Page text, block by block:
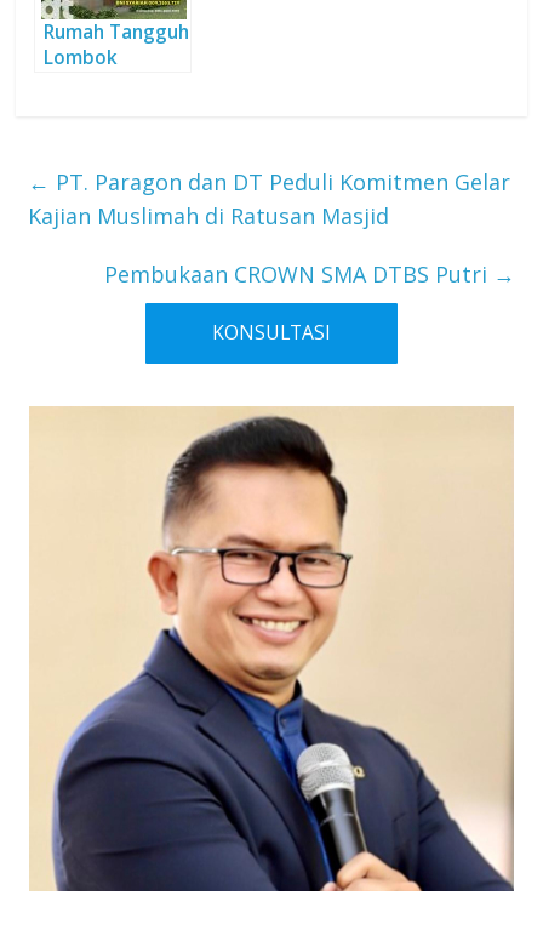
Rumah Tangguh
Lombok
← PT. Paragon dan DT Peduli Komitmen Gelar
Kajian Muslimah di Ratusan Masjid
Pembukaan CROWN SMA DTBS Putri →
KONSULTASI